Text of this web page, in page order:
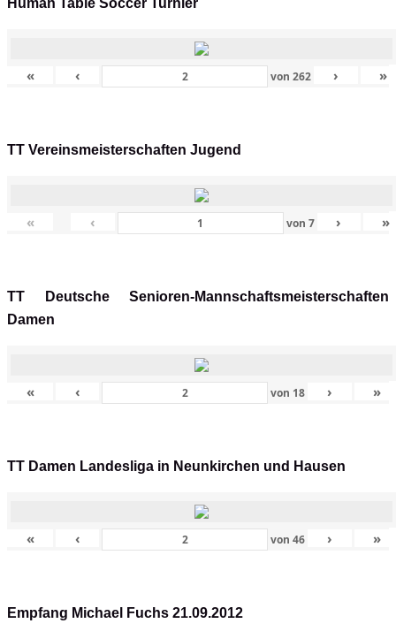
Human Table Soccer Turnier
« ‹ von262 › »
TT Vereinsmeisterschaften Jugend
« ‹ von 7 › »
TT Deutsche Senioren-Mannschaftsmeisterschaften
Damen
« ‹ von 18 › »
TT Damen Landesliga in Neunkirchen und Hausen
« ‹ von46 › »
Empfang Michael Fuchs 21.09.2012